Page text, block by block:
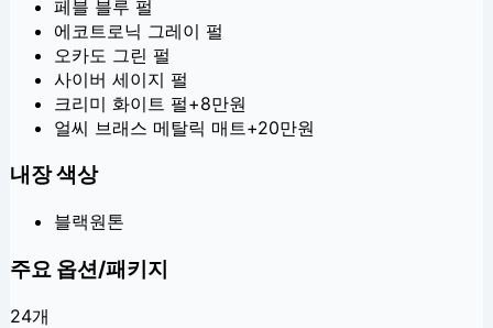
페블 블루 펄
에코트로닉 그레이 펄
오카도 그린 펄
사이버 세이지 펄
크리미 화이트 펄+8만원
얼씨 브래스 메탈릭 매트+20만원
내장 색상
블랙원톤
주요 옵션/패키지
24개